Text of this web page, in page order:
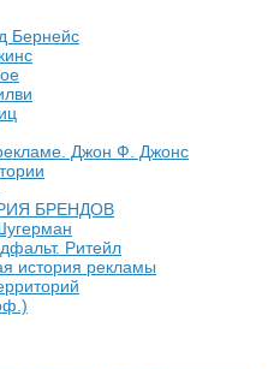
Бернейс
Джон Ф. Джонс
БРЕНДОВ
Ритейл
история рекламы